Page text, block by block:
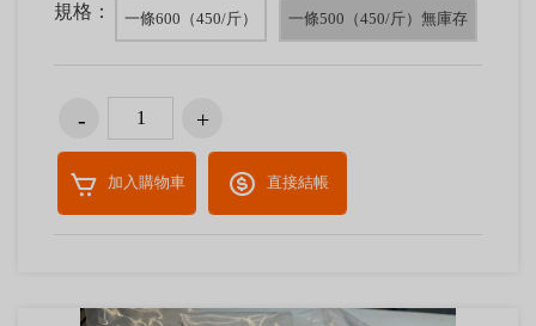
規格： 一條600（450/斤） 一條500（450/斤）無庫存
加入購物車 直接結帳